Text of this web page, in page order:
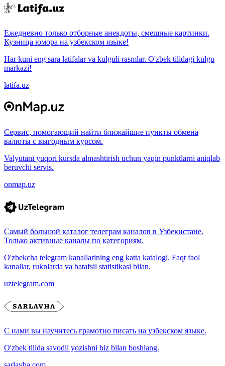
Ежедневно только отборные анекдоты, смешные картинки.
Кузница юмора на узбекском языке!
Har kuni eng sara latifalar va kulguli rasmlar. O'zbek tilidagi kulgu
markazi!
latifa.uz
Сервис, помогающий найти ближайшие пункты обмена
валюты с выгодным курсом.
Valyutani yuqori kursda almashtirish uchun yaqin punktlarni aniqlab
beruvchi servis.
onmap.uz
Самый большой каталог телеграм каналов в Узбекистане.
Только активные каналы по категориям.
O'zbekcha telegram kanallarining eng katta katalogi. Faqt faol
kanallar, ruknlarda va batafsil statistikasi bilan.
uztelegram.com
С нами вы научитесь грамотно писать на узбекском языке.
O'zbek tilida savodli yozishni biz bilan boshlang.